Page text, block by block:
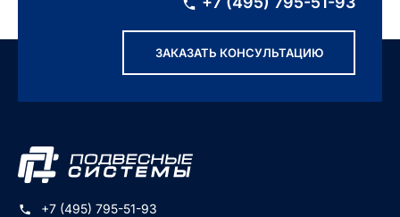
ЗАКАЗАТЬ КОНСУЛЬТАЦИЮ
+7 (495) 795-51-93